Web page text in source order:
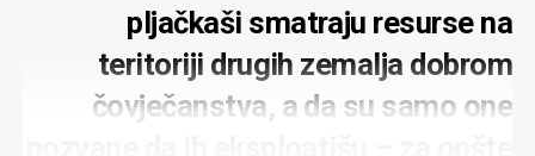
pljačkaši smatraju resurse na
teritoriji drugih zemalja dobrom
čovječanstva, a da su samo one